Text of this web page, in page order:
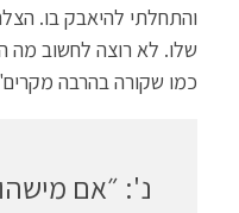
והתחלתי להיאבק בו.
שלו. לא רוצה לחשוב מה
כמו שקורה בהרבה
נ': ״אם